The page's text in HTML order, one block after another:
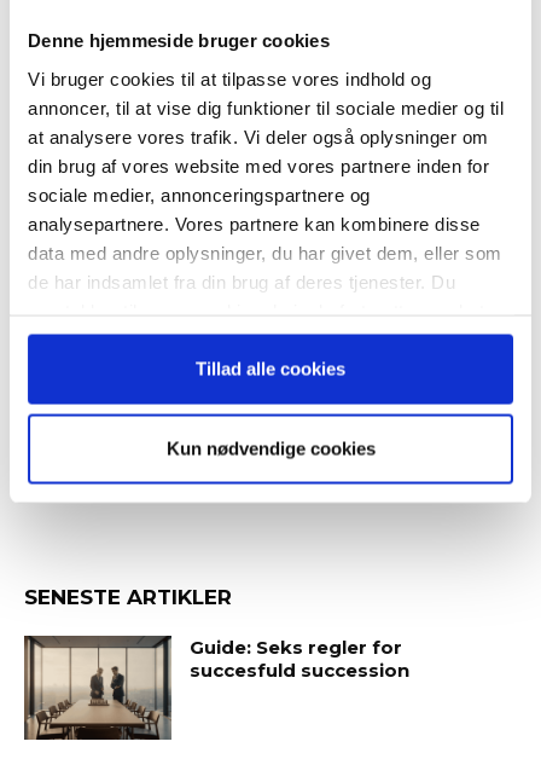
Denne hjemmeside bruger cookies
Vi bruger cookies til at tilpasse vores indhold og
annoncer, til at vise dig funktioner til sociale medier og til
at analysere vores trafik. Vi deler også oplysninger om
din brug af vores website med vores partnere inden for
sociale medier, annonceringspartnere og
analysepartnere. Vores partnere kan kombinere disse
data med andre oplysninger, du har givet dem, eller som
de har indsamlet fra din brug af deres tjenester. Du
anvende vores hjemmeside.
Tillad alle cookies
Kun nødvendige cookies
RELATEREDE ARTIKLER
Guide: Seks regler for
succesfuld succession
med sin coach?
SENESTE ARTIKLER
Guide: Seks regler for
succesfuld succession
nyhedsbrev
– og modtag Ole Borchs bog
“Succes i en dansk bestyrelse”
Bestyrelsesguidens ugentlige nyhedsbrev samt
Tilmeld